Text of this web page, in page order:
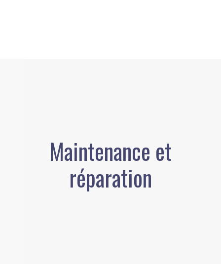
Maintenance et
réparation